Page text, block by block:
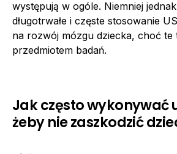
występują w ogóle. Niemniej
długotrwałe i częste stosowanie
na rozwój mózgu dziecka, choć te
przedmiotem badań.
Jak często wykonywać
żeby nie zaszkodzić